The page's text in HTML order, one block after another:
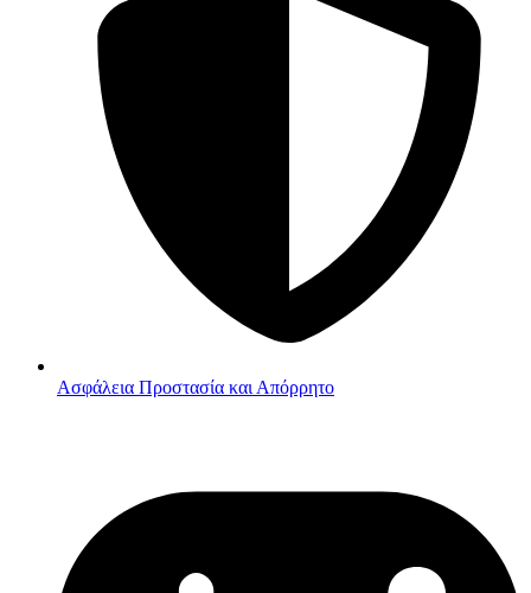
Ασφάλεια Προστασία και Απόρρητο